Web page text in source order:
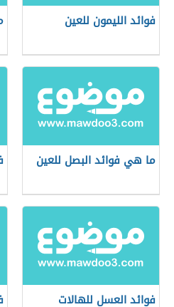
فوائد الليمون للعين
ما هي فوائد البصل للعين
فوائد العسل للهالات